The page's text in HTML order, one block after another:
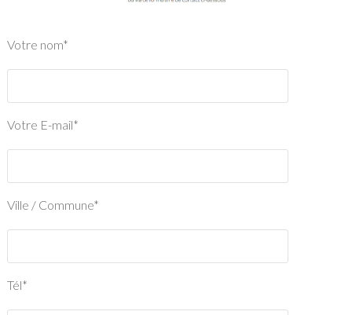
Votre nom*
Votre E-mail*
Ville / Commune*
Tél*